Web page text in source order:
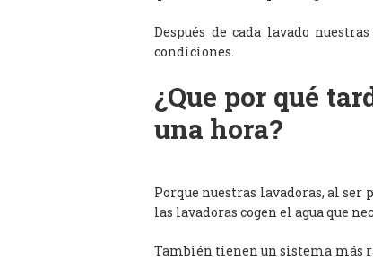
Después de cada lavado
condiciones.
¿Que por qué
una hora?
Porque nuestras lavadoras, al ser
las lavadoras cogen el agua que
También tienen un sistema más